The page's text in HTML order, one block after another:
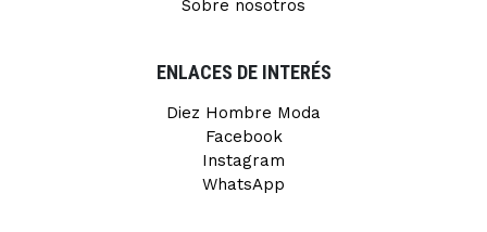
Sobre nosotros
ENLACES DE INTERÉS
Diez Hombre Moda
Facebook
Instagram
WhatsApp